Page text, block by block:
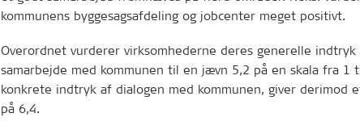
kommunens byggesagsafdeling og jobcenter meget positivt.
Overordnet vurderer virksomhederne deres generelle indtryk
samarbejde med kommunen til en jævn 5,2 på en skala fra 1
konkrete indtryk af dialogen med kommunen, giver derimod
på 6,4.